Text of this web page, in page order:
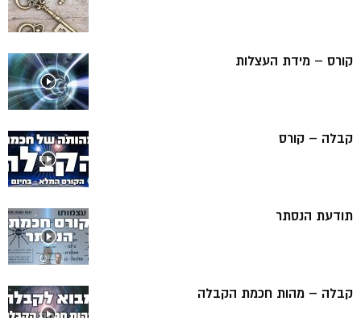
קורס – מידת העצלות
קבלה – קורס
תודעת הנסתר
קבלה – מהות חכמת הקבלה